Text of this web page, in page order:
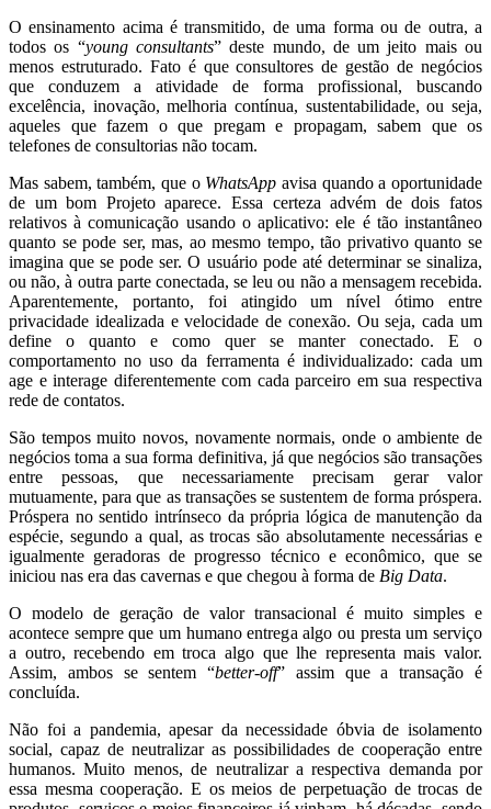
O ensinamento acima é transmitido, de uma forma ou de outra, a
todos os “young consultants” deste mundo, de um jeito mais ou
menos estruturado. Fato é que consultores de gestão de negócios
que conduzem a atividade de forma profissional, buscando
excelência, inovação, melhoria contínua, sustentabilidade, ou seja,
aqueles que fazem o que pregam e propagam, sabem que os
telefones de consultorias não tocam.
Mas sabem, também, que o WhatsApp avisa quando a oportunidade
de um bom Projeto aparece. Essa certeza advém de dois fatos
relativos à comunicação usando o aplicativo: ele é tão instantâneo
quanto se pode ser, mas, ao mesmo tempo, tão privativo quanto se
imagina que se pode ser. O usuário pode até determinar se sinaliza,
ou não, à outra parte conectada, se leu ou não a mensagem recebida.
Aparentemente, portanto, foi atingido um nível ótimo entre
privacidade idealizada e velocidade de conexão. Ou seja, cada um
define o quanto e como quer se manter conectado. E o
comportamento no uso da ferramenta é individualizado: cada um
age e interage diferentemente com cada parceiro em sua respectiva
rede de contatos.
São tempos muito novos, novamente normais, onde o ambiente de
negócios toma a sua forma definitiva, já que negócios são transações
entre pessoas, que necessariamente precisam gerar valor
mutuamente, para que as transações se sustentem de forma próspera.
Próspera no sentido intrínseco da própria lógica de manutenção da
espécie, segundo a qual, as trocas são absolutamente necessárias e
igualmente geradoras de progresso técnico e econômico, que se
iniciou nas era das cavernas e que chegou à forma de Big Data.
O modelo de geração de valor transacional é muito simples e
acontece sempre que um humano entrega algo ou presta um serviço
a outro, recebendo em troca algo que lhe representa mais valor.
Assim, ambos se sentem “better-off” assim que a transação é
concluída.
Não foi a pandemia, apesar da necessidade óbvia de isolamento
social, capaz de neutralizar as possibilidades de cooperação entre
humanos. Muito menos, de neutralizar a respectiva demanda por
essa mesma cooperação. E os meios de perpetuação de trocas de